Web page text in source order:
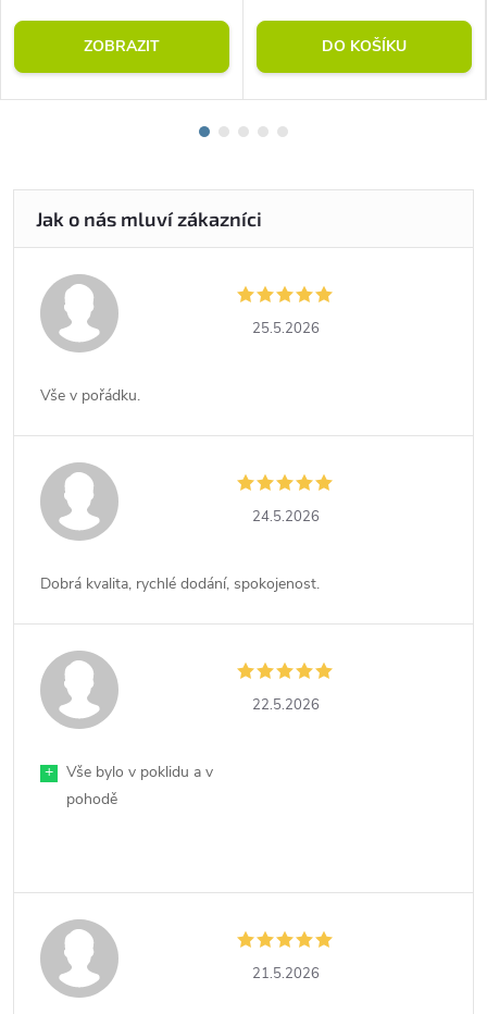
ZOBRAZIT DO KOŠÍKU
25.5.2026
Vše v pořádku.
24.5.2026
Dobrá kvalita, rychlé dodání, spokojenost.
22.5.2026
+
Vše bylo v poklidu a v
pohodě
21.5.2026